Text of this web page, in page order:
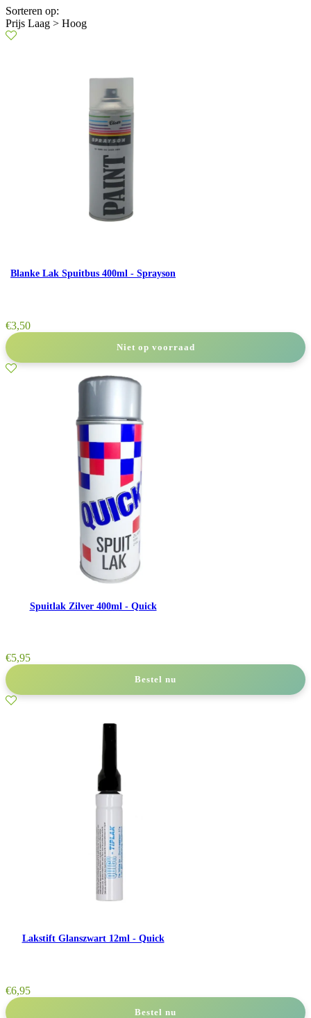
Sorteren op:
Prijs Laag > Hoog
Blanke Lak Spuitbus 400ml - Sprayson
€3,50
Niet op voorraad
Spuitlak Zilver 400ml - Quick
€5,95
Bestel nu
Lakstift Glanszwart 12ml - Quick
€6,95
Bestel nu